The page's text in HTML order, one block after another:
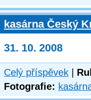
kasárna Český
31. 10. 2008
Celý příspěvek
Fotografie: